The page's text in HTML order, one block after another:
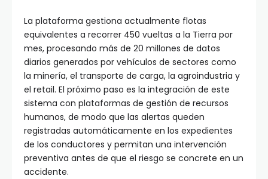
La plataforma gestiona actualmente flotas
equivalentes a recorrer 450 vueltas a la Tierra por
mes, procesando más de 20 millones de datos
diarios generados por vehículos de sectores como
la minería, el transporte de carga, la agroindustria y
el retail. El próximo paso es la integración de este
sistema con plataformas de gestión de recursos
humanos, de modo que las alertas queden
registradas automáticamente en los expedientes
de los conductores y permitan una intervención
preventiva antes de que el riesgo se concrete en un
accidente.